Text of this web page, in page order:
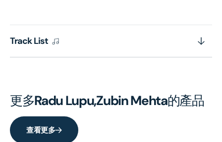
Nos.
1
Nos.
1
Track List
更多Radu Lupu,Zubin Mehta的產品
查看更多